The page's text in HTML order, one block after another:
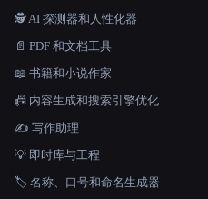
🕵️ AI 探测器和人性化器
📄 PDF 和文档工具
📖 书籍和小说作家
📠 内容生成和搜索引擎优化
✍️ 写作助理
💡 即时库与工程
🏷️ 名称、口号和命名生成器